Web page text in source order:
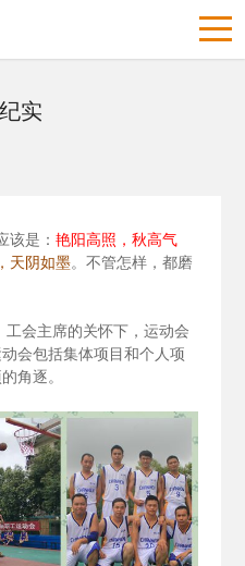
实
该是： 艳阳高照，秋高气
天阴如墨。不管怎样，都磨
工会主席的关怀下，运动会
会包括集体项目和个人项
角逐。